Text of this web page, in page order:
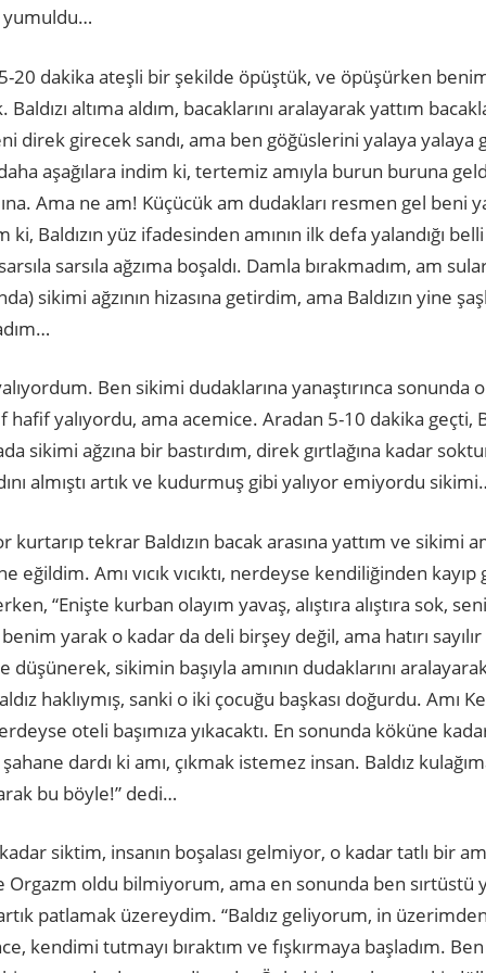
yumuldu…
20 dakika ateşli bir şekilde öpüştük, ve öpüşürken
Baldızı altıma aldım, bacaklarını aralayarak yattım
direk girecek sandı, ama ben göğüslerini yalaya
aşağılara indim ki, tertemiz amıyla burun buruna
Ama ne am! Küçücük am dudakları resmen gel beni
Baldızın yüz ifadesinden amının ilk defa yalandığı
sarsıla ağzıma boşaldı. Damla bırakmadım, am
sikimi ağzının hizasına getirdim, ama Baldızın yine
Ben sikimi dudaklarına yanaştırınca
hafif yalıyordu, ama acemice. Aradan 5-10 dakika geçti,
sikimi ağzına bir bastırdım, direk gırtlağına kadar
almıştı artık ve kudurmuş gibi yalıyor emiyordu
kurtarıp tekrar Baldızın bacak arasına yattım ve sikimi
eğildim. Amı vıcık vıcıktı, nerdeyse kendiliğinden
“Enişte kurban olayım yavaş, alıştıra alıştıra sok,
yarak o kadar da deli birşey değil, ama hatırı
düşünerek, sikimin başıyla amının dudaklarını
haklıymış, sanki o iki çocuğu başkası doğurdu. Amı
oteli başımıza yıkacaktı. En sonunda köküne
dardı ki amı, çıkmak istemez insan. Baldız
bu böyle!” dedi…
siktim, insanın boşalası gelmiyor, o kadar tatlı bir
Orgazm oldu bilmiyorum, ama en sonunda ben sırtüstü
patlamak üzereydim. “Baldız geliyorum, in
kendimi tutmayı bıraktım ve fışkırmaya başladım. Ben